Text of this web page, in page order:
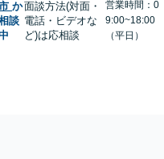
か
談
面談方法(対面・
電話・ビデオな
ど)は応相談
営業時間：0
9:00~18:00
（平日）